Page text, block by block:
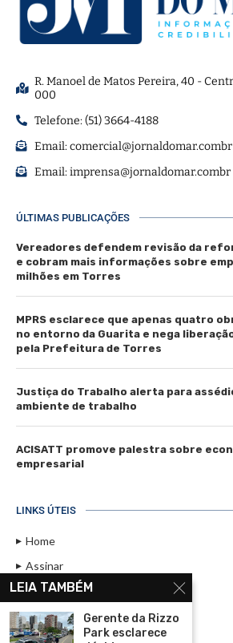
R. Manoel de Matos Pereira, 40 -
000
Telefone: (51) 3664-4188
Email:comercial@jornaldomar.combr
Email:imprensa@jornaldomar.combr
ÚLTIMAS PUBLICAÇÕES
Vereadores defendem revisão da
e cobram mais informações sobre
milhões em Torres
MPRS esclarece que apenas quatro
no entorno da Guarita e nega
pela Prefeitura de Torres
Justiça do Trabalho alerta para
ambiente de trabalho
ACISATT promove palestra sobre
empresarial
LINKS ÚTEIS
Home
Assinar
Contato
Política de Privacidade
Rádio Maristela - Ao Vivo
LEIA TAMBÉM
Gerente da Rizzo
Park esclarece